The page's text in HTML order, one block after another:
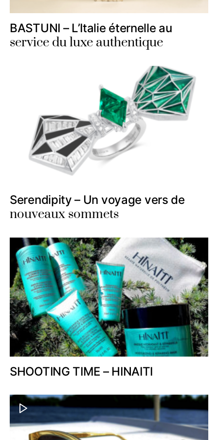
BASTUNI – L’Italie éternelle au
service du luxe authentique
Serendipity – Un voyage vers de
nouveaux sommets
SHOOTING TIME – HINAITI